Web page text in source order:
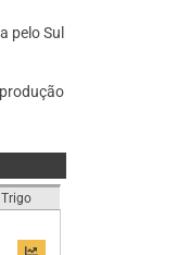
pelo Sul
Trigo